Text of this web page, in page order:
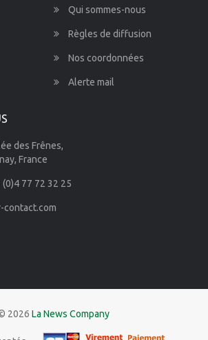
Qui sommes-nous
Règles de diffusion
Nos coordonnées
Alerte mail
des Frênes,
France
(0)4 77 72 32 25
contact.com
2026 La News Company